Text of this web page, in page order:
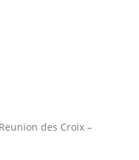
des Croix –